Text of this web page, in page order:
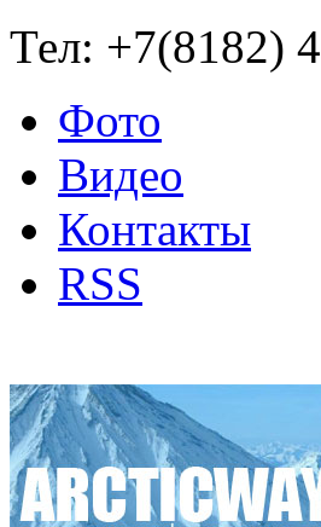
Тел: +7(8182)
Фото
Видео
Контакты
RSS